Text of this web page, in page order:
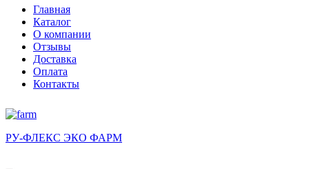
Главная
Каталог
О компании
Отзывы
Доставка
Оплата
Контакты
РУ-ФЛЕКС ЭКО ФАРМ